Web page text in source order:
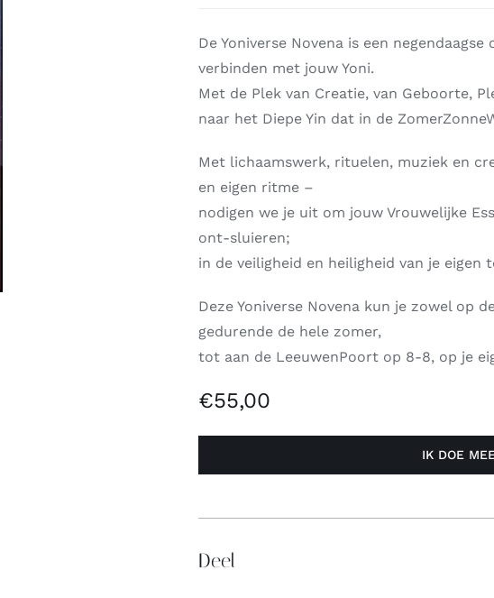
De Yoniverse Novena is een
verbinden met jouw Yoni.
Met de Plek van Creatie, van Geboorte,
naar het Diepe Yin dat in de
Met lichaamswerk, rituelen, muziek en
en eigen ritme –
nodigen we je uit om jouw Vrouwelijke
ont-sluieren;
in de veiligheid en heiligheid van je eigen
Deze Yoniverse Novena kun je zowel op
gedurende de hele zomer,
tot aan de LeeuwenPoort op 8-8, op je
€55,00
IK DOE
Deel